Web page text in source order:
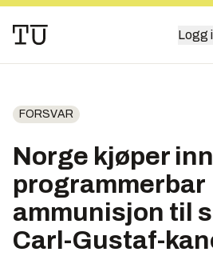
Logg
FORSVAR
Norge kjøper
programmerbar
ammunisjon til
Carl-Gustaf-